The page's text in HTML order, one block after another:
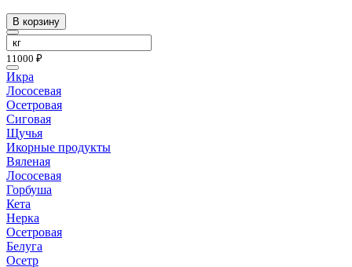
В корзину
11000 ₽
Икра
Лососевая
Осетровая
Сиговая
Щучья
Икорные продукты
Вяленая
Лососевая
Горбуша
Кета
Нерка
Осетровая
Белуга
Осетр